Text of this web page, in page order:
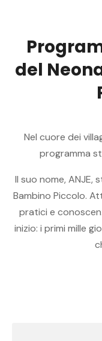
Progra
del Neon
Nel cuore dei
programma
Il suo nome, ANJE,
Bambino Piccolo.
pratici e
inizio: i primi mille